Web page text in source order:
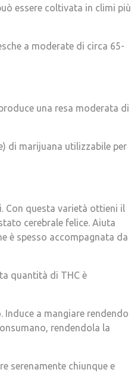
essere coltivata in climi più
a moderate di circa 65-
una resa moderata di
di marijuana utilizzabile per
Con questa varietà ottieni il
cerebrale felice. Aiuta
è spesso accompagnata da
quantità di THC è
Induce a mangiare rendendo
rendendola la
serenamente chiunque e